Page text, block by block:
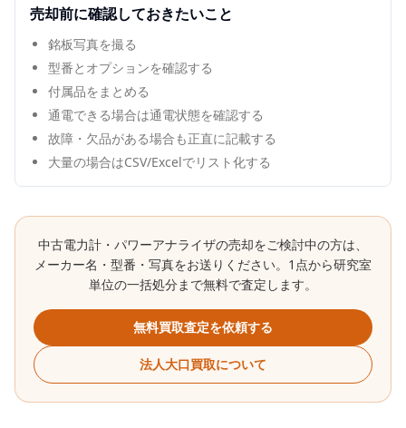
売却前に確認しておきたいこと
銘板写真を撮る
型番とオプションを確認する
付属品をまとめる
通電できる場合は通電状態を確認する
故障・欠品がある場合も正直に記載する
大量の場合はCSV/Excelでリスト化する
中古電力計・パワーアナライザの売却をご検討中の方は、
メーカー名・型番・写真をお送りください。1点から研究室
単位の一括処分まで無料で査定します。
無料買取査定を依頼する
法人大口買取について